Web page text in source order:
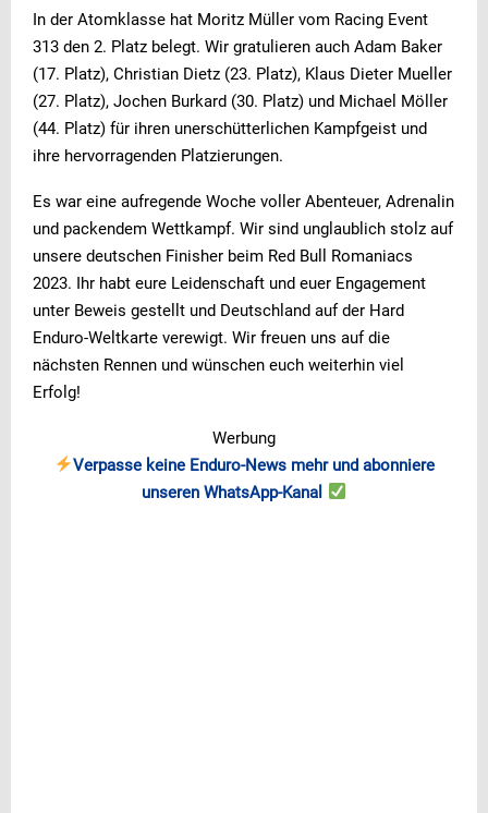
In der Atomklasse hat Moritz Müller vom Racing Event
313 den 2. Platz belegt. Wir gratulieren auch Adam Baker
(17. Platz), Christian Dietz (23. Platz), Klaus Dieter Mueller
(27. Platz), Jochen Burkard (30. Platz) und Michael Möller
(44. Platz) für ihren unerschütterlichen Kampfgeist und
ihre hervorragenden Platzierungen.
Es war eine aufregende Woche voller Abenteuer, Adrenalin
und packendem Wettkampf. Wir sind unglaublich stolz auf
unsere deutschen Finisher beim Red Bull Romaniacs
2023. Ihr habt eure Leidenschaft und euer Engagement
unter Beweis gestellt und Deutschland auf der Hard
Enduro-Weltkarte verewigt. Wir freuen uns auf die
nächsten Rennen und wünschen euch weiterhin viel
Erfolg!
Werbung
Verpasse keine Enduro-News mehr und abonniere
unseren WhatsApp-Kanal